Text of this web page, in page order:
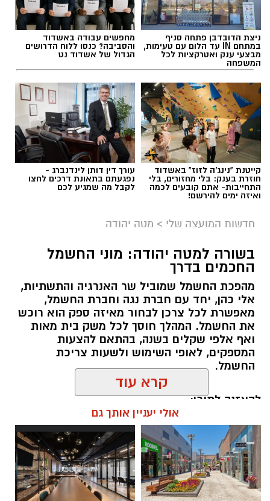
ניצת הדובדבן פתחה סניף
במתחם IN עד הלום עם טעימות,
מבצעי ענק ואטרקציות לכל
המשפחה
מחפשים עבודה באשדוד
והסביבה? כנסו ללוח הדרושים
הגדול של אשדוד נט
קייטנת "נינג'ה לזוז" באשדוד
חוזרת בענק: בלי מחזורים, בלי
התחייבות- אתם קובעים לכמה
ואיזה ימים להירשם!
עורך דין דותן לינדנברג -
נפגעתם בתאונת דרכים לחצו
לקבל מה שמגיע לכם
חדשות המועצה שלי > מטה יהודה
בשורה למטה יהודה: מוני החשמל
החכמים בדרך
מהפכת החשמל שמוביל שר האנרגיה והתשתיות,
אלי כהן, יחד עם חברת נגה וחברת החשמל,
מאפשרת לכל צרכן לבחור מאיזה ספק הוא רוכש
את החשמל. המהלך חוסך לכל משק בית מאות
ואף אלפי שקלים בשנה, בהתאם להצעות
המספקים, לאופי השימוש ולשעות צריכת
החשמל.
להאזנה לתוכן:
אלדה נתנאל / 18:18 05.08.26
קרא עוד
אולי יעניין אותך גם